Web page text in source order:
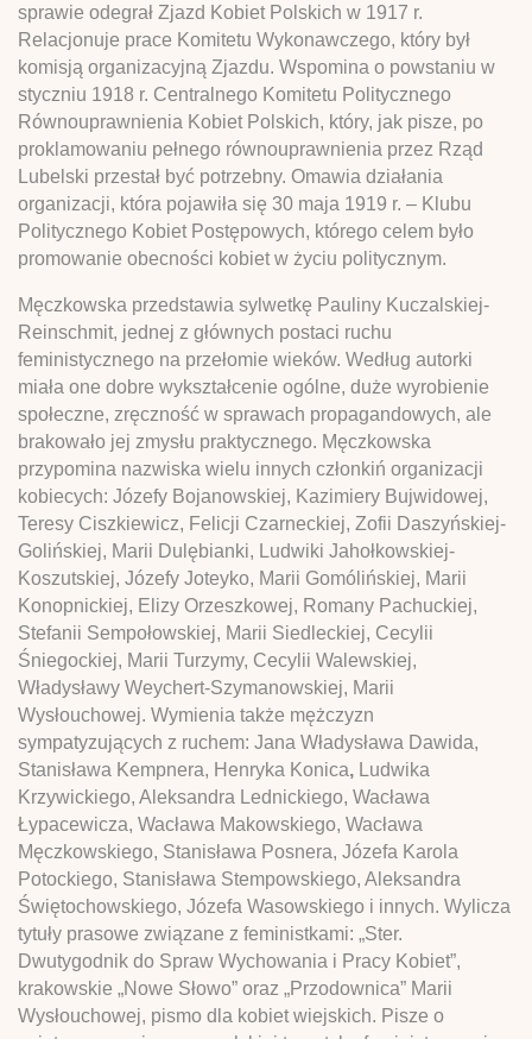
sprawie odegrał Zjazd Kobiet Polskich w 1917 r.
Relacjonuje prace Komitetu Wykonawczego, który był
komisją organizacyjną Zjazdu. Wspomina o powstaniu w
styczniu 1918 r. Centralnego Komitetu Politycznego
Równouprawnienia Kobiet Polskich, który, jak pisze, po
proklamowaniu pełnego równouprawnienia przez Rząd
Lubelski przestał być potrzebny. Omawia działania
organizacji, która pojawiła się 30 maja 1919 r. – Klubu
Politycznego Kobiet Postępowych, którego celem było
promowanie obecności kobiet w życiu politycznym.
Męczkowska przedstawia sylwetkę Pauliny Kuczalskiej-
Reinschmit, jednej z głównych postaci ruchu
feministycznego na przełomie wieków. Według autorki
miała one dobre wykształcenie ogólne, duże wyrobienie
społeczne, zręczność w sprawach propagandowych, ale
brakowało jej zmysłu praktycznego. Męczkowska
przypomina nazwiska wielu innych członkiń organizacji
kobiecych: Józefy Bojanowskiej, Kazimiery Bujwidowej,
Teresy Ciszkiewicz, Felicji Czarneckiej, Zofii Daszyńskiej-
Golińskiej, Marii Dulębianki, Ludwiki Jahołkowskiej-
Koszutskiej, Józefy Joteyko, Marii Gomólińskiej, Marii
Konopnickiej, Elizy Orzeszkowej, Romany Pachuckiej,
Stefanii Sempołowskiej, Marii Siedleckiej, Cecylii
Śniegockiej, Marii Turzymy, Cecylii Walewskiej,
Władysławy Weychert-Szymanowskiej, Marii
Wysłouchowej. Wymienia także mężczyzn
sympatyzujących z ruchem: Jana Władysława Dawida,
Stanisława Kempnera, Henryka Konica, Ludwika
Krzywickiego, Aleksandra Lednickiego, Wacława
Łypacewicza, Wacława Makowskiego, Wacława
Męczkowskiego, Stanisława Posnera, Józefa Karola
Potockiego, Stanisława Stempowskiego, Aleksandra
Świętochowskiego, Józefa Wasowskiego i innych. Wylicza
tytuły prasowe związane z feministkami: „Ster.
Dwutygodnik do Spraw Wychowania i Pracy Kobiet”,
krakowskie „Nowe Słowo” oraz „Przodownica” Marii
Wysłouchowej, pismo dla kobiet wiejskich. Pisze o